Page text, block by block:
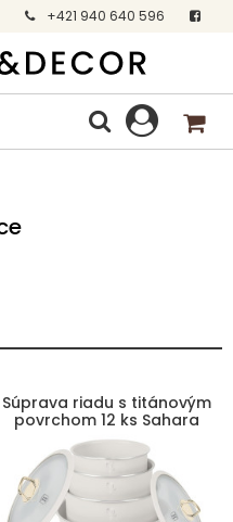
+421 940 640 596
Súprava riadu s titánovým
povrchom 12 ks Sahara
Collection